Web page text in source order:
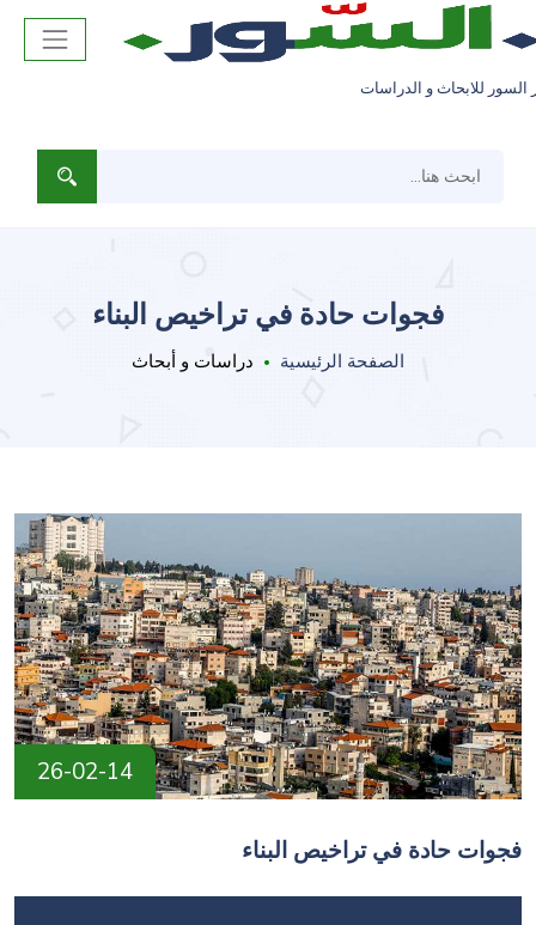
السور للابحاث و الدراسات
فجوات حادة في تراخيص البناء
الصفحة الرئيسية دراسات و أبحاث
26-02-14
فجوات حادة في تراخيص البناء